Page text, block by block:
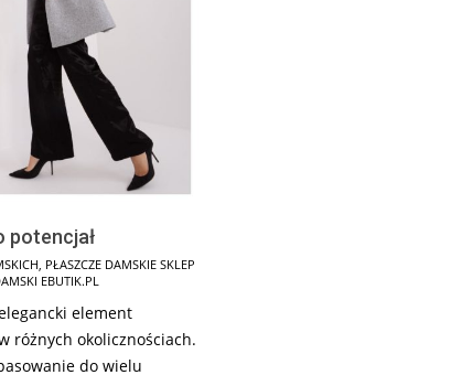
potencjał
, PŁASZCZE DAMSKIE SKLEP
EBUTIK.PL
element
różnych okolicznościach.
do wielu